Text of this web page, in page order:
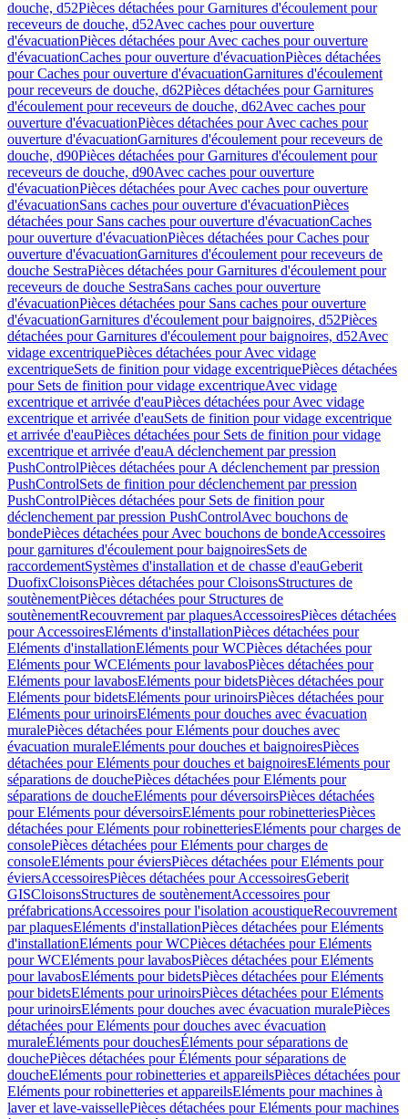
douche, d52Pièces détachées pour Garnitures d'écoulement pour
receveurs de douche, d52Avec caches pour ouverture
d'évacuationPièces détachées pour Avec caches pour ouverture
d'évacuationCaches pour ouverture d'évacuationPièces détachées
pour Caches pour ouverture d'évacuationGarnitures d'écoulement
pour receveurs de douche, d62Pièces détachées pour Garnitures
d'écoulement pour receveurs de douche, d62Avec caches pour
ouverture d'évacuationPièces détachées pour Avec caches pour
ouverture d'évacuationGarnitures d'écoulement pour receveurs de
douche, d90Pièces détachées pour Garnitures d'écoulement pour
receveurs de douche, d90Avec caches pour ouverture
d'évacuationPièces détachées pour Avec caches pour ouverture
d'évacuationSans caches pour ouverture d'évacuationPièces
détachées pour Sans caches pour ouverture d'évacuationCaches
pour ouverture d'évacuationPièces détachées pour Caches pour
ouverture d'évacuationGarnitures d'écoulement pour receveurs de
douche SestraPièces détachées pour Garnitures d'écoulement pour
receveurs de douche SestraSans caches pour ouverture
d'évacuationPièces détachées pour Sans caches pour ouverture
d'évacuationGarnitures d'écoulement pour baignoires, d52Pièces
détachées pour Garnitures d'écoulement pour baignoires, d52Avec
vidage excentriquePièces détachées pour Avec vidage
excentriqueSets de finition pour vidage excentriquePièces détachées
pour Sets de finition pour vidage excentriqueAvec vidage
excentrique et arrivée d'eauPièces détachées pour Avec vidage
excentrique et arrivée d'eauSets de finition pour vidage excentrique
et arrivée d'eauPièces détachées pour Sets de finition pour vidage
excentrique et arrivée d'eauA déclenchement par pression
PushControlPièces détachées pour A déclenchement par pression
PushControlSets de finition pour déclenchement par pression
PushControlPièces détachées pour Sets de finition pour
déclenchement par pression PushControlAvec bouchons de
bondePièces détachées pour Avec bouchons de bondeAccessoires
pour garnitures d'écoulement pour baignoiresSets de
raccordementSystèmes d'installation et de chasse d'eauGeberit
DuofixCloisonsPièces détachées pour CloisonsStructures de
soutènementPièces détachées pour Structures de
soutènementRecouvrement par plaquesAccessoiresPièces détachées
pour AccessoiresEléments d'installationPièces détachées pour
Eléments d'installationEléments pour WCPièces détachées pour
Eléments pour WCEléments pour lavabosPièces détachées pour
Eléments pour lavabosEléments pour bidetsPièces détachées pour
Eléments pour bidetsEléments pour urinoirsPièces détachées pour
Eléments pour urinoirsEléments pour douches avec évacuation
muralePièces détachées pour Eléments pour douches avec
évacuation muraleEléments pour douches et baignoiresPièces
détachées pour Eléments pour douches et baignoiresEléments pour
séparations de douchePièces détachées pour Eléments pour
séparations de doucheEléments pour déversoirsPièces détachées
pour Eléments pour déversoirsEléments pour robinetteriesPièces
détachées pour Eléments pour robinetteriesEléments pour charges de
consolePièces détachées pour Eléments pour charges de
consoleEléments pour éviersPièces détachées pour Eléments pour
éviersAccessoiresPièces détachées pour AccessoiresGeberit
GISCloisonsStructures de soutènementAccessoires pour
préfabricationsAccessoires pour l'isolation acoustiqueRecouvrement
par plaquesEléments d'installationPièces détachées pour Eléments
d'installationEléments pour WCPièces détachées pour Eléments
pour WCEléments pour lavabosPièces détachées pour Eléments
pour lavabosEléments pour bidetsPièces détachées pour Eléments
pour bidetsEléments pour urinoirsPièces détachées pour Eléments
pour urinoirsEléments pour douches avec évacuation muralePièces
détachées pour Eléments pour douches avec évacuation
muraleÉléments pour douchesÉléments pour séparations de
douchePièces détachées pour Éléments pour séparations de
doucheEléments pour robinetteries et appareilsPièces détachées pour
Eléments pour robinetteries et appareilsEléments pour machines à
laver et lave-vaissellePièces détachées pour Eléments pour machines